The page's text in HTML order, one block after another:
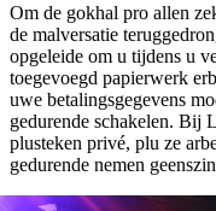
Om de gokhal pro allen
de malversatie
opgeleide om u tijdens u
toegevoegd papierwerk
uwe betalingsgegevens
gedurende schakelen. Bij
plusteken privé, plu ze
gedurende nemen